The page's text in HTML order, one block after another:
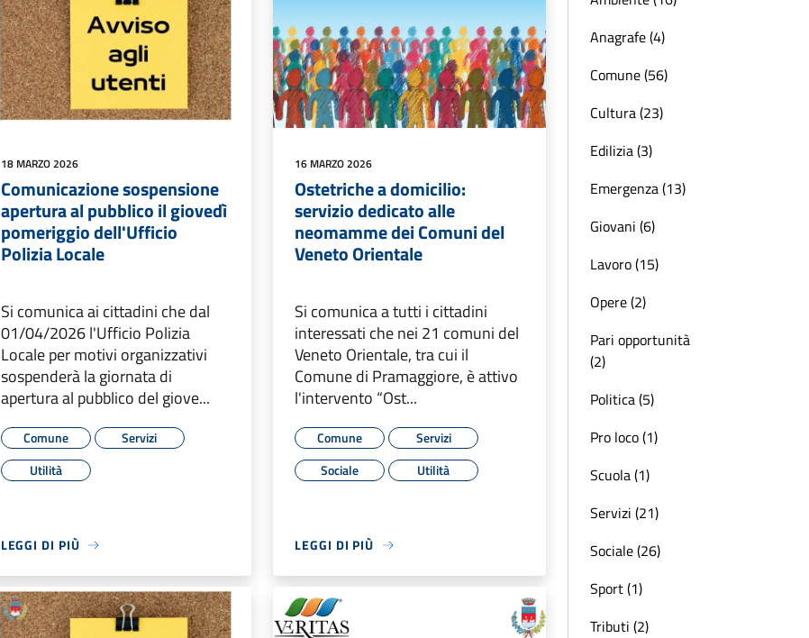
18 MARZO 2026
Comunicazione sospensione
apertura al pubblico il giovedì
pomeriggio dell'Ufficio
Polizia Locale
Si comunica ai cittadini che dal
01/04/2026 l'Ufficio Polizia
Locale per motivi organizzativi
sospenderà la giornata di
apertura al pubblico del giove...
Comune
Servizi
Utilità
LEGGI DI PIÙ
16 MARZO 2026
Ostetriche a domicilio:
servizio dedicato alle
neomamme dei Comuni del
Veneto Orientale
Si comunica a tutti i cittadini
interessati che nei 21 comuni del
Veneto Orientale, tra cui il
Comune di Pramaggiore, è attivo
l'intervento “Ost...
Comune
Servizi
Sociale
Utilità
LEGGI DI PIÙ
Anagrafe (4)
Comune (56)
Cultura (23)
Edilizia (3)
Emergenza (13)
Giovani (6)
Lavoro (15)
Opere (2)
Pari opportunità
(2)
Politica (5)
Pro loco (1)
Scuola (1)
Servizi (21)
Sociale (26)
Sport (1)
Tributi (2)